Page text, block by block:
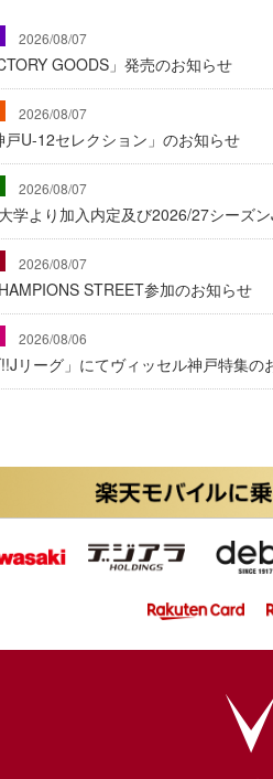
2026/08/07
GOODS」発売のお知らせ
2026/08/07
戸U-12セレクション」のお知らせ
2026/08/07
学より加入内定及び2026/27シーズ
2026/08/07
STREET参加のお知らせ
2026/08/06
リーグ」にてヴィッセル神戸特集の